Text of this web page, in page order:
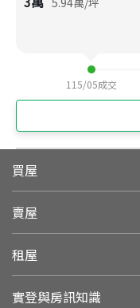
115/05成交
買屋
賣屋
租屋
實登與房訊知識